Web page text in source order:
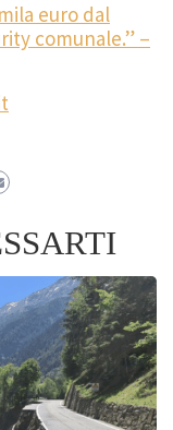
euro dal
comunale.” –